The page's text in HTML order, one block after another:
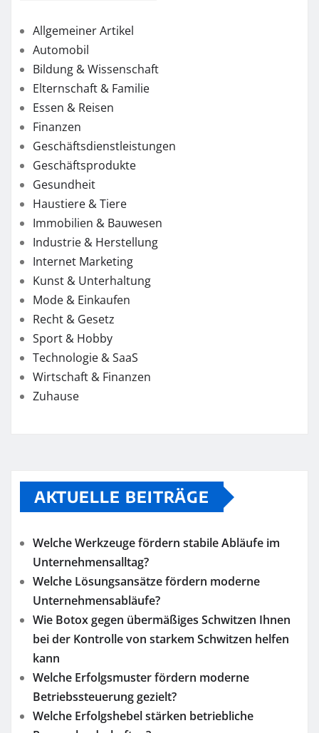
Allgemeiner Artikel
Automobil
Bildung & Wissenschaft
Elternschaft & Familie
Essen & Reisen
Finanzen
Geschäftsdienstleistungen
Geschäftsprodukte
Gesundheit
Haustiere & Tiere
Immobilien & Bauwesen
Industrie & Herstellung
Internet Marketing
Kunst & Unterhaltung
Mode & Einkaufen
Recht & Gesetz
Sport & Hobby
Technologie & SaaS
Wirtschaft & Finanzen
Zuhause
AKTUELLE BEITRÄGE
Welche Werkzeuge fördern stabile Abläufe im
Unternehmensalltag?
Welche Lösungsansätze fördern moderne
Unternehmensabläufe?
Wie Botox gegen übermäßiges Schwitzen Ihnen
bei der Kontrolle von starkem Schwitzen helfen
kann
Welche Erfolgsmuster fördern moderne
Betriebssteuerung gezielt?
Welche Erfolgshebel stärken betriebliche